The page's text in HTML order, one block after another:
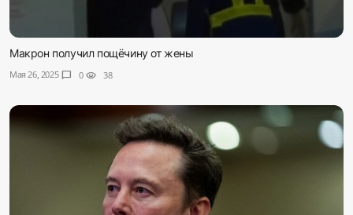
Макрон получил пощёчину от жены
Мая 26, 2025 chat_bubble 0 visibility 38